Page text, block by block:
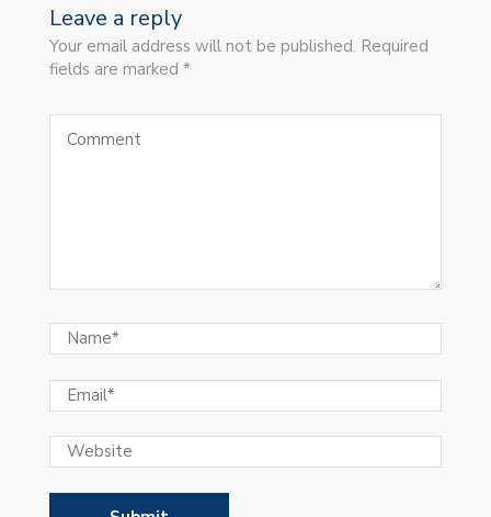
Leave a reply
Your email address will not be published. Required
fields are marked *